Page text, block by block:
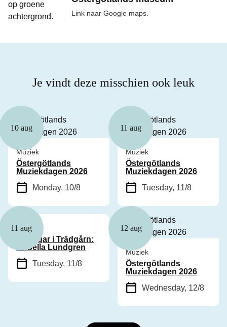
Link naar Google maps.
Je vindt deze misschien ook leuk
10 aug
Muziek
Östergötlands
Muziekdagen 2026
Monday, 10/8
11 aug
Muziek
Östergötlands
Muziekdagen 2026
Tuesday, 11/8
11 aug
Muziek
Tisdagar i Trädgårn:
Isabella Lundgren
Tuesday, 11/8
12 aug
Muziek
Östergötlands
Muziekdagen 2026
Wednesday, 12/8